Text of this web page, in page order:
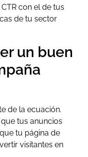
con el de tus
de tu sector
un buen
de la ecuación.
tus anuncios
tu página de
visitantes en